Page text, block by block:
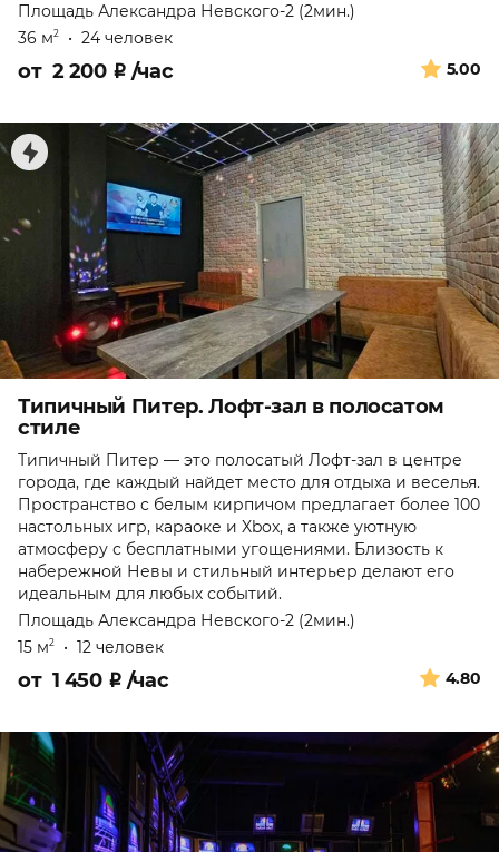
Площадь Александра Невского-2 (2мин.)
36 м2 • 24 человек
5.00
от 2 200 ₽ /час
Типичный Питер. Лофт-зал в полосатом
стиле
Типичный Питер — это полосатый Лофт-зал в центре
города, где каждый найдет место для отдыха и веселья.
Пространство с белым кирпичом предлагает более 100
настольных игр, караоке и Xbox, а также уютную
атмосферу с бесплатными угощениями. Близость к
набережной Невы и стильный интерьер делают его
идеальным для любых событий.
Площадь Александра Невского-2 (2мин.)
15 м2 • 12 человек
4.80
от 1 450 ₽ /час